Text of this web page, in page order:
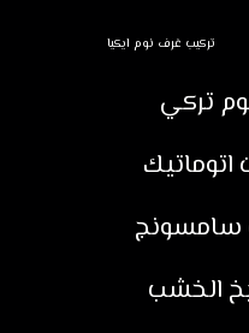
تركيب غرف نوم ايكيا
تركي
سامسونج
الخشب